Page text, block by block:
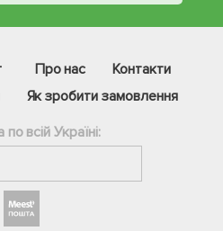
Про нас
Контакти
Як зробити замовлення
всій Україні: